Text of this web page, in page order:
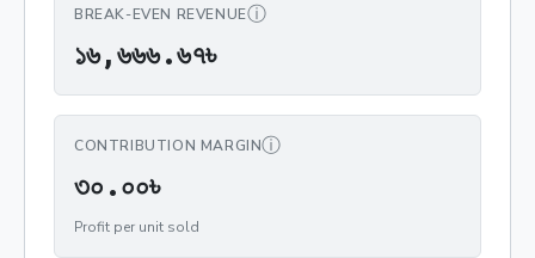
BREAK-EVEN REVENUEⓘ
১৬,৬৬৬.৬৭৳১৬,৬৬৬.৬৭৳
CONTRIBUTION MARGINⓘ
৩০.০০৳৩০.০০৳
Profit per unit sold